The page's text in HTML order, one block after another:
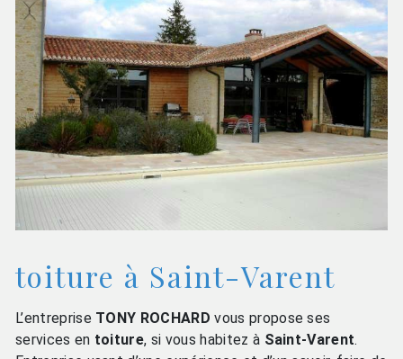
toiture à Saint-Varent
L’entreprise TONY ROCHARD vous propose ses
services en toiture, si vous habitez à Saint-Varent.